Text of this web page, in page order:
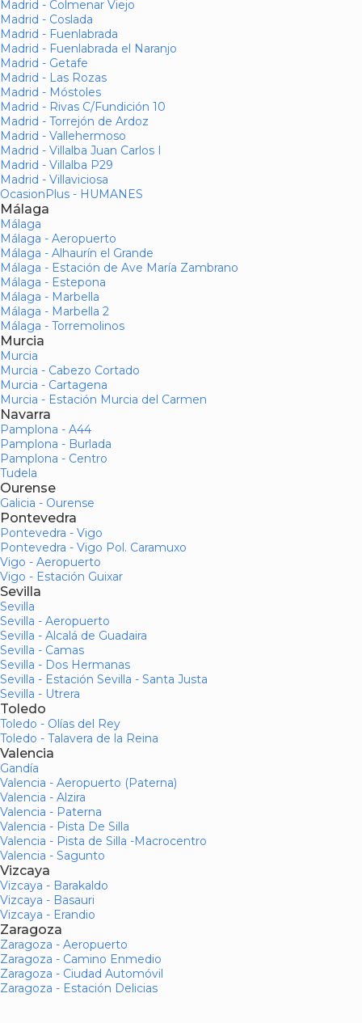
Madrid - Colmenar Viejo
Madrid - Coslada
Madrid - Fuenlabrada
Madrid - Fuenlabrada el Naranjo
Madrid - Getafe
Madrid - Las Rozas
Madrid - Móstoles
Madrid - Rivas C/Fundición 10
Madrid - Torrejón de Ardoz
Madrid - Vallehermoso
Madrid - Villalba Juan Carlos I
Madrid - Villalba P29
Madrid - Villaviciosa
OcasionPlus - HUMANES
Málaga
Málaga
Málaga - Aeropuerto
Málaga - Alhaurín el Grande
Málaga - Estación de Ave María Zambrano
Málaga - Estepona
Málaga - Marbella
Málaga - Marbella 2
Málaga - Torremolinos
Murcia
Murcia
Murcia - Cabezo Cortado
Murcia - Cartagena
Murcia - Estación Murcia del Carmen
Navarra
Pamplona - A44
Pamplona - Burlada
Pamplona - Centro
Tudela
Ourense
Galicia - Ourense
Pontevedra
Pontevedra - Vigo
Pontevedra - Vigo Pol. Caramuxo
Vigo - Aeropuerto
Vigo - Estación Guixar
Sevilla
Sevilla
Sevilla - Aeropuerto
Sevilla - Alcalá de Guadaira
Sevilla - Camas
Sevilla - Dos Hermanas
Sevilla - Estación Sevilla - Santa Justa
Sevilla - Utrera
Toledo
Toledo - Olías del Rey
Toledo - Talavera de la Reina
Valencia
Gandía
Valencia - Aeropuerto (Paterna)
Valencia - Alzira
Valencia - Paterna
Valencia - Pista De Silla
Valencia - Pista de Silla -Macrocentro
Valencia - Sagunto
Vizcaya
Vizcaya - Barakaldo
Vizcaya - Basauri
Vizcaya - Erandio
Zaragoza
Zaragoza - Aeropuerto
Zaragoza - Camino Enmedio
Zaragoza - Ciudad Automóvil
Zaragoza - Estación Delicias